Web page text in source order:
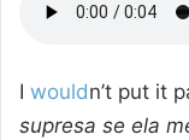
I wouldn’t put it
supresa se ela